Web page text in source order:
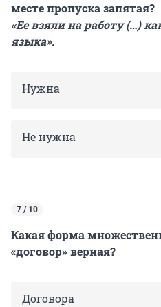
месте пропуска запятая?
«Ее взяли на работу (…)
языка».
Нужна
Не нужна
7 / 10
Какая форма
«договор» верная?
Договора